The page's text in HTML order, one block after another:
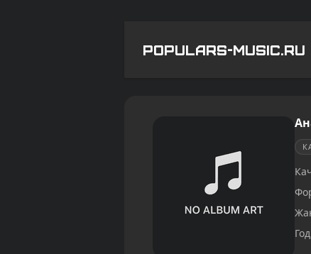
POPULARS-MUSIC.RU